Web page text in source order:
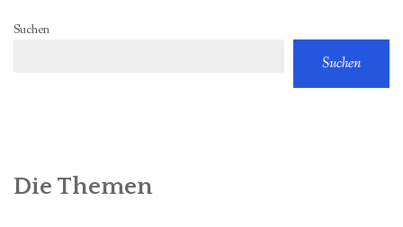
Suchen
Suchen
Die Themen